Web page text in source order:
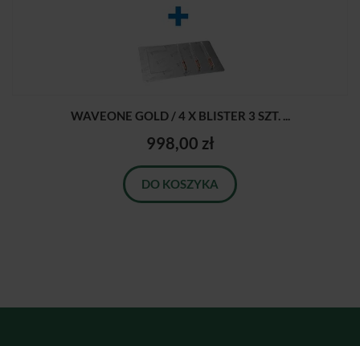
WAVEONE GOLD / 4 X BLISTER 3 SZT. ...
998,00 zł
DO KOSZYKA